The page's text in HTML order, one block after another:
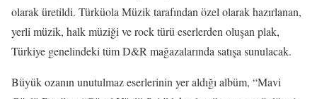
olarak üretildi. Türküola Müzik tarafından özel olarak hazırlanan,
yerli müzik, halk müziği ve rock türü eserlerden oluşan plak,
Türkiye genelindeki tüm D&R mağazalarında satışa sunulacak.
Büyük ozanın unutulmaz eserlerinin yer aldığı albüm, “Mavi